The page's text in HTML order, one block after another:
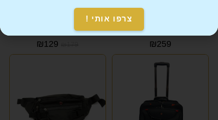
תיק יד למחשב נייד מבית המותג
₪259
₪179
₪129
צרפו אותי !